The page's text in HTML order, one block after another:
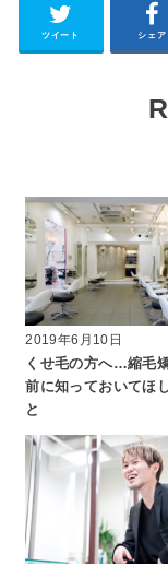
ツイート シェア
2019年6月10日
くせ毛の方へ…縮毛
前に知っておいてほ
と